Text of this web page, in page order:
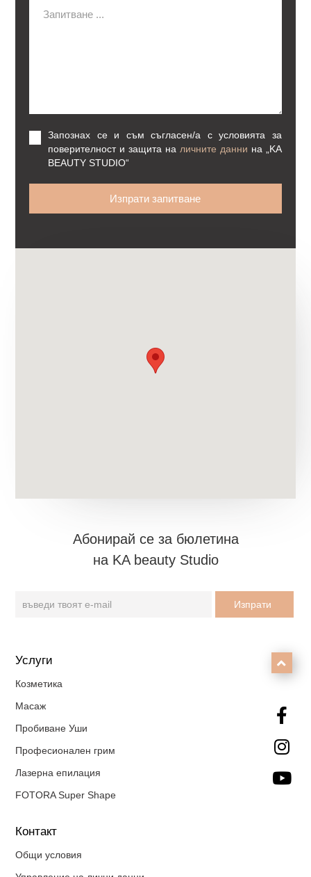
Запознах се и съм съгласен/а с условията за
поверителност и защита на личните данни на
„KA
BEAUTY STUDIO“
Aбонирай се за бюлетина
на KA beauty Studio
Услуги
Козметика
Масаж
Пробиване Уши
Професионален грим
Лазерна епилация
FOTORA Super Shape
Контакт
Общи условия



